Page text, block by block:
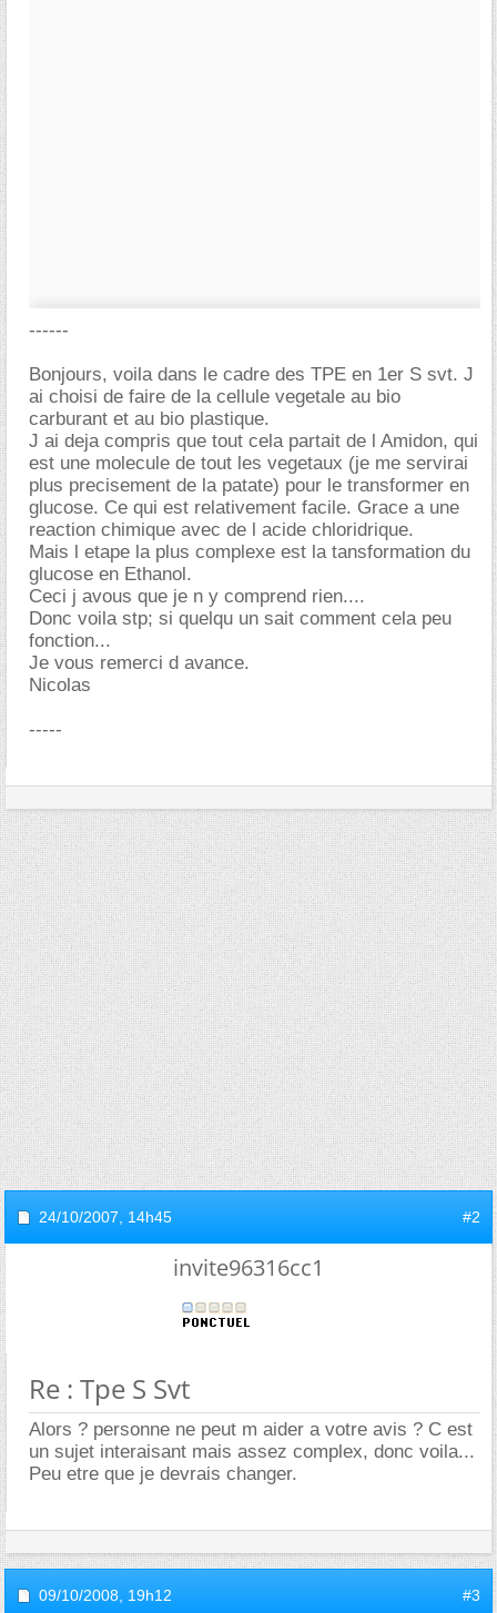
------
Bonjours, voila dans le cadre des TPE en 1er S svt. J
ai choisi de faire de la cellule vegetale au bio
carburant et au bio plastique.
J ai deja compris que tout cela partait de l Amidon, qui
est une molecule de tout les vegetaux (je me servirai
plus precisement de la patate) pour le transformer en
glucose. Ce qui est relativement facile. Grace a une
reaction chimique avec de l acide chloridrique.
Mais l etape la plus complexe est la tansformation du
glucose en Ethanol.
Ceci j avous que je n y comprend rien....
Donc voila stp; si quelqu un sait comment cela peu
fonction...
Je vous remerci d avance.
Nicolas
-----
24/10/2007, 14h45 #2
invite96316cc1
Re : Tpe S Svt
Alors ? personne ne peut m aider a votre avis ? C est
un sujet interaisant mais assez complex, donc voila...
Peu etre que je devrais changer.
09/10/2008, 19h12 #3